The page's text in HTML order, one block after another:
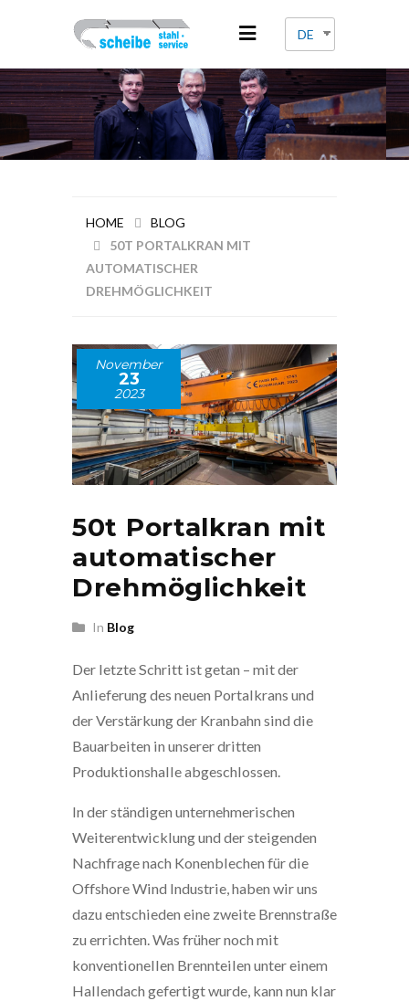
DE
HOME
BLOG
50T PORTALKRAN MIT
AUTOMATISCHER
DREHMÖGLICHKEIT
November
23
2023
50t Portalkran mit
automatischer
Drehmöglichkeit
In Blog
Der letzte Schritt ist getan – mit der
Anlieferung des neuen Portalkrans und
der Verstärkung der Kranbahn sind die
Bauarbeiten in unserer dritten
Produktionshalle abgeschlossen.
In der ständigen unternehmerischen
Weiterentwicklung und der steigenden
Nachfrage nach Konenblechen für die
Offshore Wind Industrie, haben wir uns
dazu entschieden eine zweite Brennstraße
zu errichten. Was früher noch mit
konventionellen Brennteilen unter einem
Hallendach gefertigt wurde, kann nun klar